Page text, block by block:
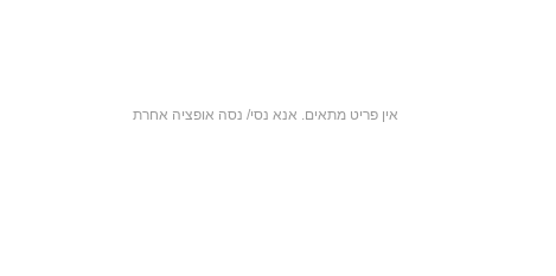
אין פריט מתאים. אנא נסי/ נסה אופציה אחרת